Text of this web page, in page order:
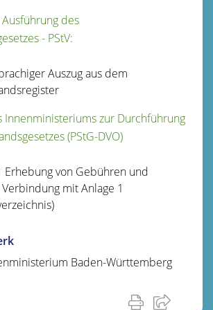
des
- PStV:
Auszug aus dem
Innenministeriums zur Durchführung
(PStG-DVO)
Erhebung von Gebühren und
mit Anlage 1
Baden-Württemberg